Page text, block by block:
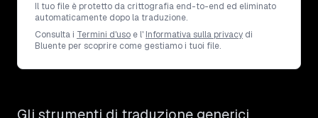
Il tuo file è protetto da crittografia end-to-end ed eliminato
automaticamente dopo la traduzione.
Consulta i Termini d'uso e l' Informativa sulla privacy di
Bluente per scoprire come gestiamo i tuoi file.